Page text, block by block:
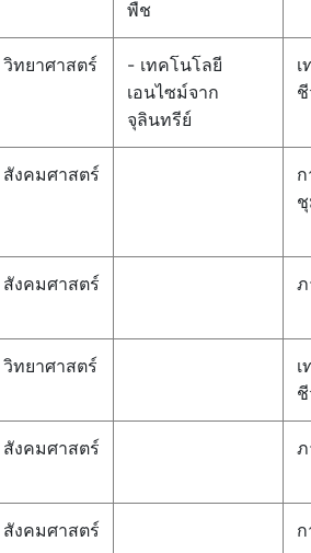
พืช
วิทยาศาสตร์
- เทคโนโลยี
เอนไซม์จาก
จุลินทรีย์
สังคมศาสตร์
สังคมศาสตร์
วิทยาศาสตร์
สังคมศาสตร์ ภ
สังคมศาสตร์